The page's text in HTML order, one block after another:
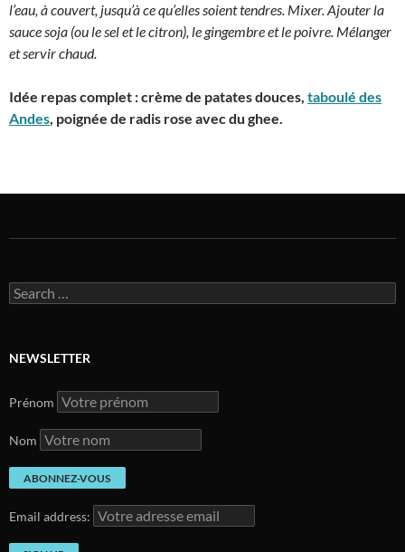
l’eau, à couvert, jusqu’à ce qu’elles soient tendres. Mixer. Ajouter la
sauce soja (ou le sel et le citron), le gingembre et le poivre. Mélanger
et servir chaud.
Idée repas complet : crème de patates douces, taboulé des
Andes, poignée de radis rose avec du ghee.
Search
for:
NEWSLETTER
Prénom
Nom
Email address: